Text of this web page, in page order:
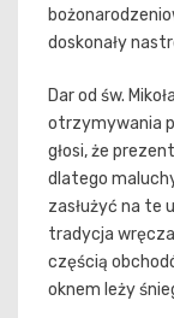
doskonały
Dar od św.
otrzymywania
głosi, że
dlatego
zasłużyć na te
tradycja
częścią
oknem leży